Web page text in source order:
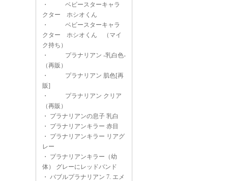
・
ベビースターキャラ
クター ホシオくん
・
ベビースターキャラ
クター ホシオくん （マイ
ク持ち）
・
プラナリアン -乳白色-
（再販）
・
プラナリアン 肌色[再
販]
・
プラナリアン クリア
（再販）
・ プラナリアンの息子 乳白
・ プラナリアンキラー 赤目
・ プラナリアンキラー リアグ
レー
・ プラナリアンキラー（幼
体） グレーにレッドバンド
・ バブルプラナリアン 7. エメ